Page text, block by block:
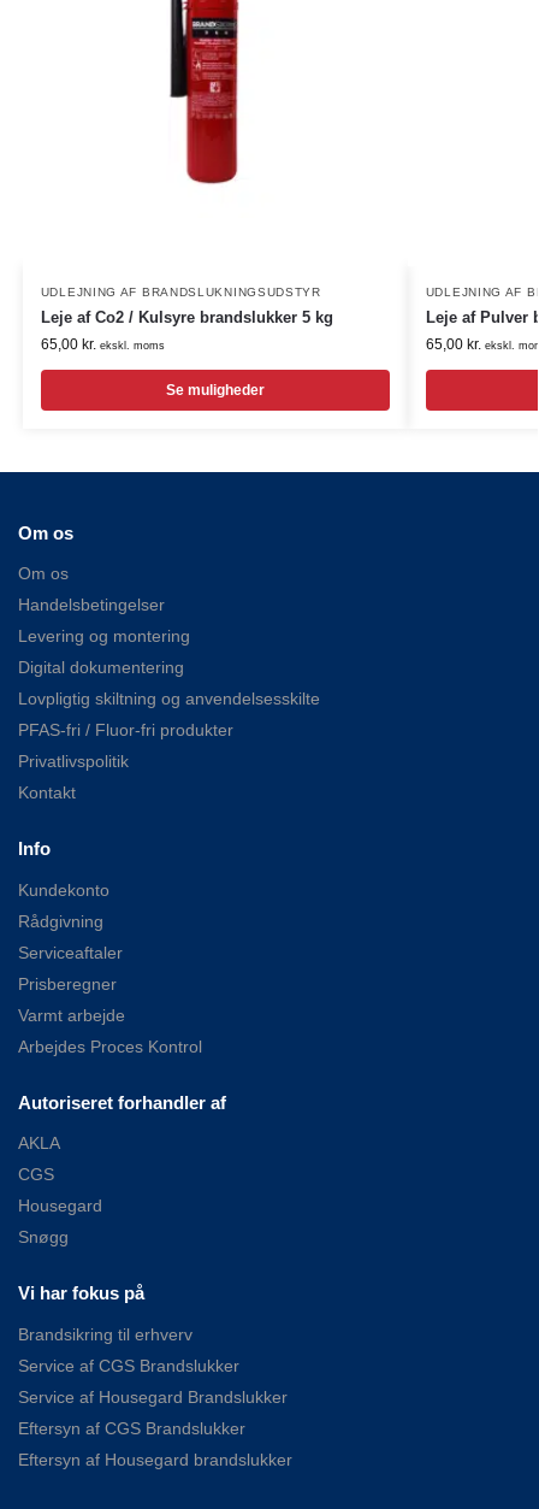
UDLEJNING AF BRANDSLUKNINGSUDSTYR
Leje af Co2 / Kulsyre brandslukker 5 kg
65,00 kr. ekskl. moms
Se muligheder
UDLEJNING AF
Leje af Pulver
65,00 kr. ekskl.
Om os
Om os
Handelsbetingelser
Levering og montering
Digital dokumentering
Lovpligtig skiltning og anvendelsesskilte
PFAS-fri / Fluor-fri produkter
Privatlivspolitik
Kontakt
Info
Kundekonto
Rådgivning
Serviceaftaler
Prisberegner
Varmt arbejde
Arbejdes Proces Kontrol
Autoriseret forhandler af
AKLA
CGS
Housegard
Snøgg
Vi har fokus på
Brandsikring til erhverv
Service af CGS Brandslukker
Service af Housegard Brandslukker
Eftersyn af CGS Brandslukker
Eftersyn af Housegard brandslukker